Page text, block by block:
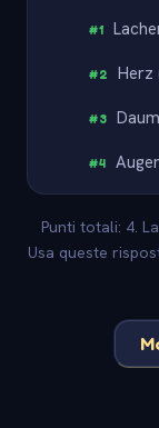
#1
#2
#3
#4
Punti totali: 4.
Usa queste